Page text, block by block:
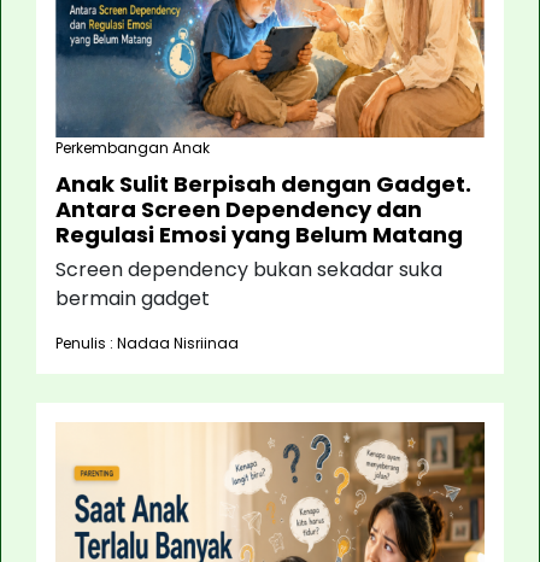
Perkembangan Anak
Anak Sulit Berpisah dengan Gadget.
Antara Screen Dependency dan
Regulasi Emosi yang Belum Matang
Screen dependency bukan sekadar suka
bermain gadget
Penulis : Nadaa Nisriinaa